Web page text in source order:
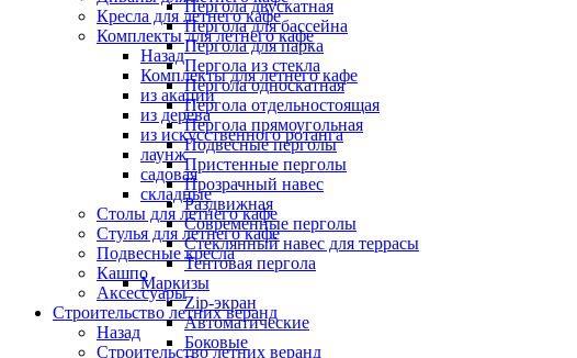
Пергола двускатная
Пергола для бассейна
Пергола для парка
Пергола из стекла
Пергола односкатная
Пергола отдельностоящая
Пергола прямоугольная
Подвесные перголы
Пристенные перголы
Прозрачный навес
Раздвижная
Современные перголы
Стеклянный навес для террасы
Тентовая пергола
Маркизы
Zip-экран
Автоматические
Боковые
Кресла для летнего кафе
Комплекты для летнего кафе
Назад
Комплекты для летнего кафе
из акации
из дерева
из искусственного ротанга
лаунж
садовая
складные
Столы для летнего кафе
Стулья для летнего кафе
Подвесные кресла
Кашпо
Аксессуары
Строительство летних веранд
Назад
Строительство летних веранд